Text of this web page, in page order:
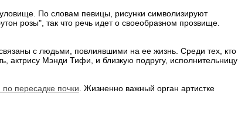
По словам певицы, рисунки символизируют
розы", так что речь идет о своеобразном прозвище.
с людьми, повлиявшими на ее жизнь. Среди тех, кто
актрису Мэнди Тифи, и близкую подругу, исполнительницу
пересадке почки . Жизненно важный орган артистке